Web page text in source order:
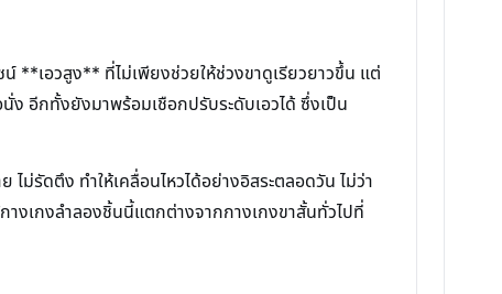
เอวสูง** ที่ไม่เพียงช่วยให้ช่วงขาดูเรียวยาวขึ้น แต่
ง อีกทั้งยังมาพร้อมเชือกปรับระดับเอวได้ ซึ่งเป็น
ดตึง ทำให้เคลื่อนไหวได้อย่างอิสระตลอดวัน ไม่ว่า
งเกงลำลองชิ้นนี้แตกต่างจากกางเกงขาสั้นทั่วไปที่